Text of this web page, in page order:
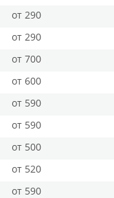
от 290
от 290
от 700
от 600
от 590
от 590
от 500
от 520
от 590